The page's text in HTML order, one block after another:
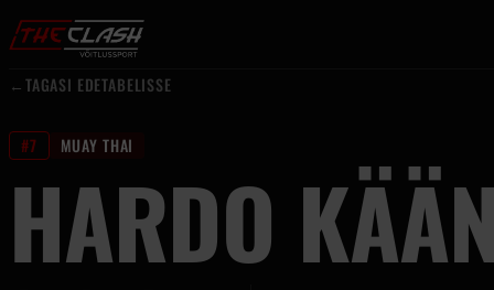
Liigu sisu juurde
←TAGASI EDETABELISSE
#7 MUAY THAI
HARDO